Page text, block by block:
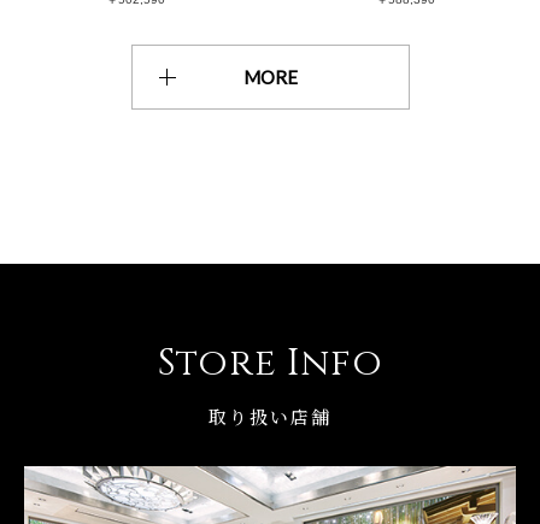
MORE
Store Info
取り扱い店舗